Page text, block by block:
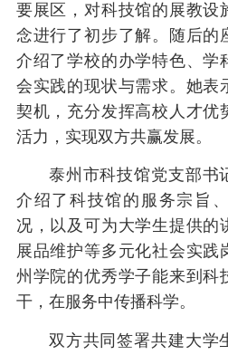
要展区，对科技馆的展教设
念进行了初步了解。随后的
介绍了学校的办学特色、学
会实践的现状与需求。她表
契机，充分发挥高校人才优
活力，实现双方共赢发展。
泰州市科技馆党支部书
介绍了科技馆的服务宗旨
况，以及可为大学生提供的
展品维护等多元化社会实践
州学院的优秀学子能来到科
干，在服务中传播科学。
双方共同签署共建大学